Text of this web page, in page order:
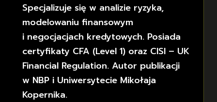
Specjalizuje się w analizie ryzyka,
modelowaniu finansowym
i negocjacjach kredytowych. Posiada
certyfikaty CFA (Level 1) oraz CISI – UK
Financial Regulation. Autor publikacji
w NBP i Uniwersytecie Mikołaja
Kopernika.